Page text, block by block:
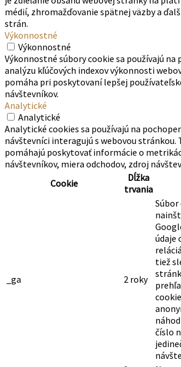
Táto webová stránka používa súbory cookie
zážitku pri prechádzaní webom. Z nich sa vo
ukladajú súbory cookie, ktoré sú
pretože sú nevyhnutné pre fungovanie
webovej stránky. Používame aj cookies
pomáhajú analyzovať a pochopiť, ako
stránku. Tieto cookies budú uložené vo
vaším súhlasom. Máte tiež možnosť zrušiť
Zrušenie niektorých z týchto súborov cookie
ovplyvniť váš zážitok z prehliadania. Viac
osobných údajov sa
dočítate tu
Funkčné
Funkčné
Funkčné súbory cookie pomáhajú vykonávať
je zdieľanie obsahu webovej stránky na
médií, zhromažďovanie spätnej väzby a
Výkonnostné súbory cookie sa používajú na
analýzu kľúčových indexov výkonnosti
pomáha pri poskytovaní lepšej
Analytické
Analytické cookies sa používajú na
návštevníci interagujú s webovou stránkou.
pomáhajú poskytovať informácie o
návštevníkov, miera odchodov, zdroj